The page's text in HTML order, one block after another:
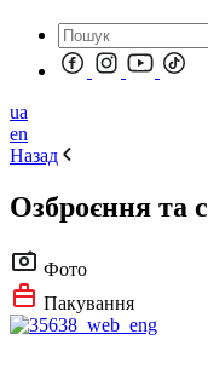
ua
en
Назад
Озброєння та
Фото
Пакування